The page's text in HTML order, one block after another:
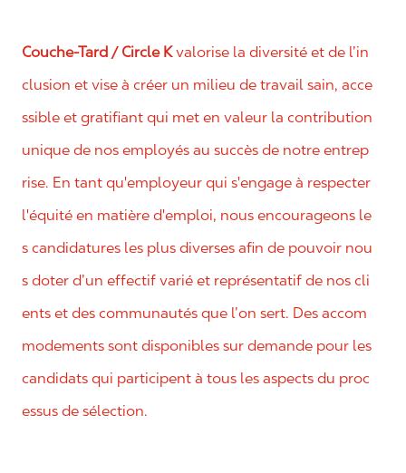
Couche-Tard / Circle Kvalorise la diversité et de l’in
clusion et vise à créer un milieu de travail sain, acce
ssible et gratifiant qui met en valeur la contribution
unique de nos employés au succès de notre entrep
rise. En tant qu'employeur qui s'engage à respecter
l'équité en matière d'emploi, nous encourageons le
s candidatures les plus diverses afin de pouvoir nou
s doter d’un effectif varié et représentatif de nos cli
ents et des communautés que l’on sert. Des accom
modements sont disponibles sur demande pour les
candidats qui participent à tous les aspects du proc
essus de sélection.